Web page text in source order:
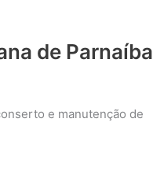
de Parnaíba
e manutenção de